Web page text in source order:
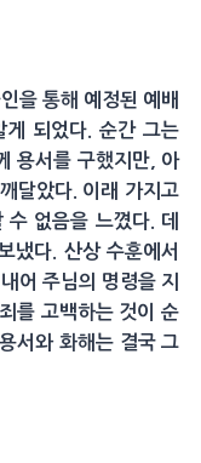
을 통해 예정된 예배
게 되었다. 순간 그는
용서를 구했지만, 아
달았다. 이래 가지고
없음을 느꼈다. 데
냈다. 산상 수훈에서
어 주님의 명령을 지
를 고백하는 것이 순
서와 화해는 결국 그